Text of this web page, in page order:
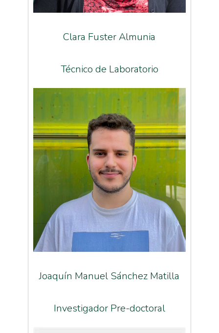
Clara Fuster Almunia
Técnico de Laboratorio
Joaquín Manuel Sánchez Matilla
Investigador Pre-doctoral